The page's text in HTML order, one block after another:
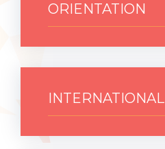
ORIENTATION
INTERNATIONAL